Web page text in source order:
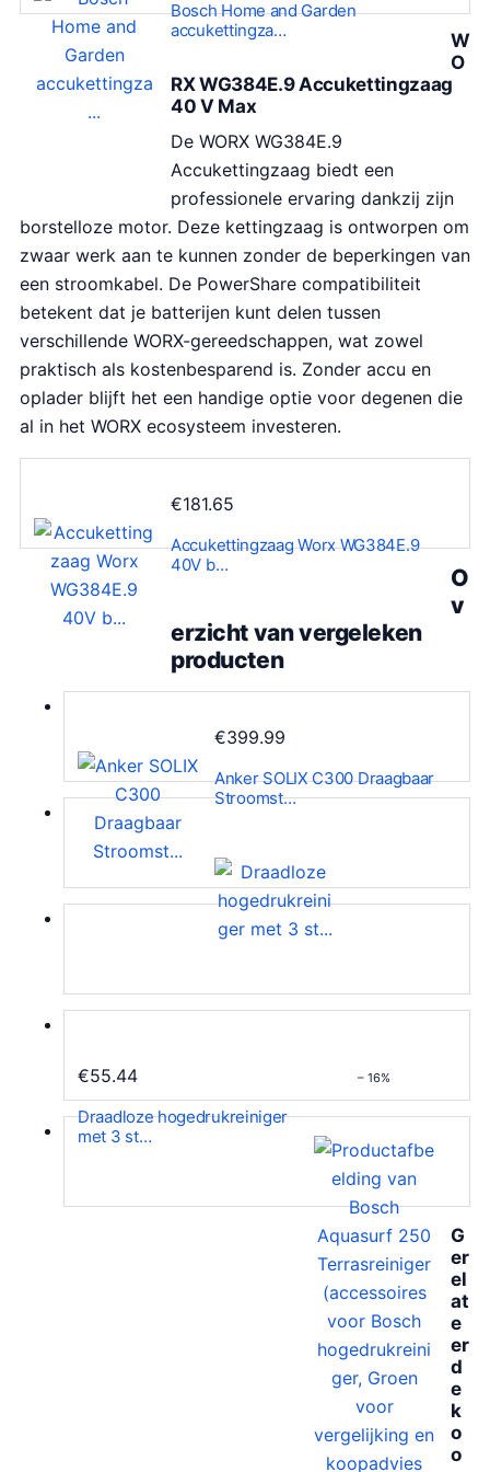
s
:
2
.
1
4
.
Bosch Home and Garden
accukettingza…
W
O
RX WG384E.9 Accukettingzaag
40 V Max
De WORX WG384E.9
Accukettingzaag biedt een
professionele ervaring dankzij zijn
borstelloze motor. Deze kettingzaag is ontworpen om
zwaar werk aan te kunnen zonder de beperkingen van
een stroomkabel. De PowerShare compatibiliteit
betekent dat je batterijen kunt delen tussen
verschillende WORX-gereedschappen, wat zowel
praktisch als kostenbesparend is. Zonder accu en
oplader blijft het een handige optie voor degenen die
al in het WORX ecosysteem investeren.
€181.65
Accukettingzaag Worx WG384E.9
40V b…
O
v
erzicht van vergeleken
producten
€399.99
Anker SOLIX C300 Draagbaar
Stroomst…
€55.44
Draadloze hogedrukreiniger
met 3 st…
– 16%
G
er
el
at
e
er
d
e
k
o
o